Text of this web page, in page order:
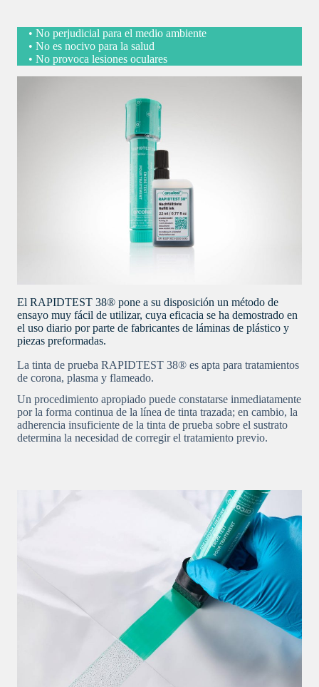
• No perjudicial para el medio ambiente
• No es nocivo para la salud
• No provoca lesiones oculares
El RAPIDTEST 38® pone a su disposición un método de
ensayo muy fácil de utilizar, cuya eficacia se ha demostrado en
el uso diario por parte de fabricantes de láminas de plástico y
piezas preformadas.
La tinta de prueba RAPIDTEST 38® es apta para tratamientos
de corona, plasma y flameado.
Un procedimiento apropiado puede constatarse inmediatamente
por la forma continua de la línea de tinta trazada; en cambio, la
adherencia insuficiente de la tinta de prueba sobre el sustrato
determina la necesidad de corregir el tratamiento previo.